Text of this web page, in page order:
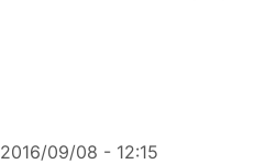
2016/09/08 - 12:15